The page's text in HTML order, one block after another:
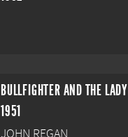
BULLFIGHTER AND THE LADY
1951
JOHN REGAN